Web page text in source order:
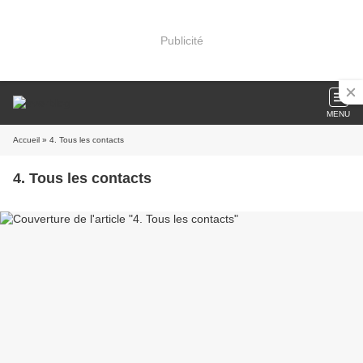
Publicité
MENU
Accueil » 4. Tous les contacts
4. Tous les contacts